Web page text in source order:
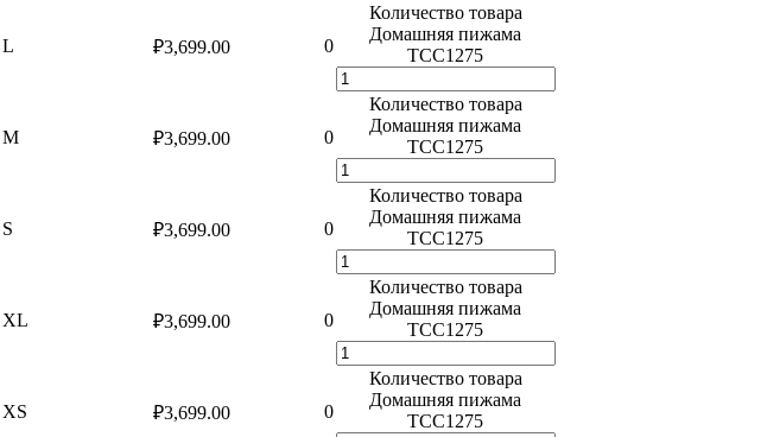
L ₽3,699.00 0
Количество товара
Домашняя пижама
TCC1275
M ₽3,699.00 0
Количество товара
Домашняя пижама
TCC1275
S ₽3,699.00 0
Количество товара
Домашняя пижама
TCC1275
XL ₽3,699.00 0
Количество товара
Домашняя пижама
TCC1275
XS ₽3,699.00 0
Количество товара
Домашняя пижама
TCC1275